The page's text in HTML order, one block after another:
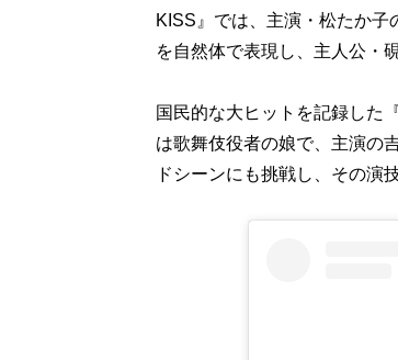
KISS』では、主演・松たか
を自然体で表現し、主人公・
国民的な大ヒットを記録した
は歌舞伎役者の娘で、主演の
ドシーンにも挑戦し、その演